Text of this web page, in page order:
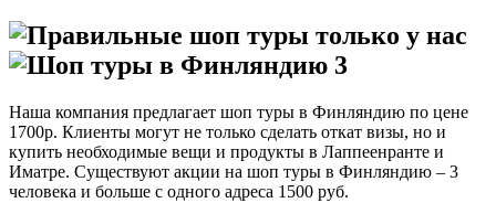
Наша компания предлагает шоп туры в Финляндию по цене
1700р. Клиенты могут не только сделать откат визы, но и
купить необходимые вещи и продукты в Лаппеенранте и
Иматре. Существуют акции на шоп туры в Финляндию – 3
человека и больше с одного адреса 1500 руб.